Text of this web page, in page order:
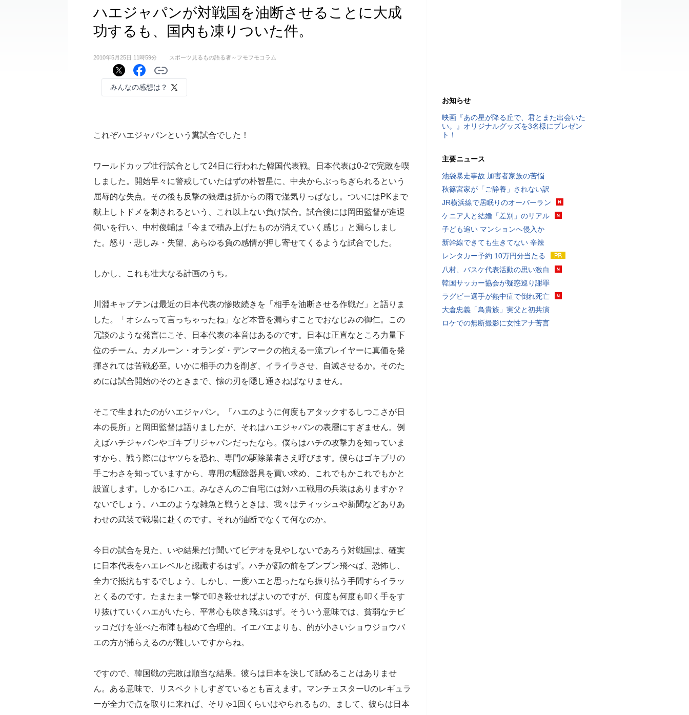
ハエジャパンが対戦国を油断させることに大成
功するも、国内も凍りついた件。
2010年5月25日 11時59分 スポーツ見るもの語る者～フモフモコラム
みんなの感想は？
これぞハエジャパンという糞試合でした！
ワールドカップ壮行試合として24日に行われた韓国代表戦。日本代表は0-2で完敗を喫
しました。開始早々に警戒していたはずの朴智星に、中央からぶっちぎられるという
屈辱的な失点。その後も反撃の狼煙は折からの雨で湿気りっぱなし。ついにはPKまで
献上しトドメを刺されるという、これ以上ない負け試合。試合後には岡田監督が進退
伺いを行い、中村俊輔は「今まで積み上げたものが消えていく感じ」と漏らしまし
た。怒り・悲しみ・失望、あらゆる負の感情が押し寄せてくるような試合でした。
しかし、これも壮大なる計画のうち。
川淵キャプテンは最近の日本代表の惨敗続きを「相手を油断させる作戦だ」と語りま
した。「オシムって言っちゃったね」など本音を漏らすことでおなじみの御仁。この
冗談のような発言にこそ、日本代表の本音はあるのです。日本は正直なところ力量下
位のチーム。カメルーン・オランダ・デンマークの抱える一流プレイヤーに真価を発
揮されては苦戦必至。いかに相手の力を削ぎ、イライラさせ、自滅させるか。そのた
めには試合開始のそのときまで、懐の刃を隠し通さねばなりません。
そこで生まれたのがハエジャパン。「ハエのように何度もアタックするしつこさが日
本の長所」と岡田監督は語りましたが、それはハエジャパンの表層にすぎません。例
えばハチジャパンやゴキブリジャパンだったなら。僕らはハチの攻撃力を知っていま
すから、戦う際にはヤツらを恐れ、専門の駆除業者さえ呼びます。僕らはゴキブリの
手ごわさを知っていますから、専用の駆除器具を買い求め、これでもかこれでもかと
設置します。しかるにハエ。みなさんのご自宅には対ハエ戦用の兵装はありますか？
ないでしょう。ハエのような雑魚と戦うときは、我々はティッシュや新聞などありあ
わせの武装で戦場に赴くのです。それが油断でなくて何なのか。
今日の試合を見た、いや結果だけ聞いてビデオを見やしないであろう対戦国は、確実
に日本代表をハエレベルと認識するはず。ハチが顔の前をブンブン飛べば、恐怖し、
全力で抵抗もするでしょう。しかし、一度ハエと思ったなら振り払う手間すらイラッ
とくるのです。たまたま一撃で叩き殺せればよいのですが、何度も何度も叩く手をす
り抜けていくハエがいたら、平常心も吹き飛ぶはず。そういう意味では、貧弱なチビ
ッコだけを並べた布陣も極めて合理的。イエバエよりも、的が小さいショウジョウバ
エの方が捕らえるのが難しいですからね。
ですので、韓国戦の完敗は順当な結果。彼らは日本を決して舐めることはありませ
ん。ある意味で、リスペクトしすぎているとも言えます。マンチェスターUのレギュラ
ーが全力で点を取りに来れば、そりゃ1回くらいはやられるもの。まして、彼らは日本
お知らせ
映画『あの星が降る丘で、君とまた出会いた
い。』オリジナルグッズを3名様にプレゼン
ト！
主要ニュース
池袋暴走事故 加害者家族の苦悩
秋篠宮家が「ご静養」されない訳
JR横浜線で居眠りのオーバーラン
ケニア人と結婚「差別」のリアル
子ども追い マンションへ侵入か
新幹線できても生きてない 辛辣
レンタカー予約 10万円分当たる
八村、バスケ代表活動の思い激白
韓国サッカー協会が疑惑巡り謝罪
ラグビー選手が熱中症で倒れ死亡
大倉忠義「鳥貴族」実父と初共演
ロケでの無断撮影に女性アナ苦言